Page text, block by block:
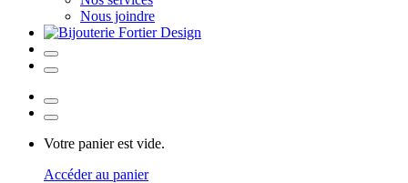
Nous joindre
Votre panier est vide.
Accéder au panier